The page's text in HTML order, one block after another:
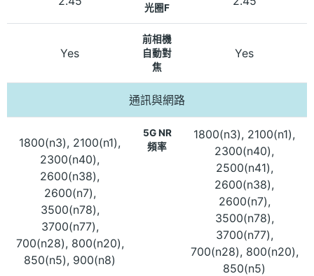
光圈F
Yes
前相機
自動對
焦
Yes
通訊與網路
1800(n3), 2100(n1),
2300(n40),
2600(n38),
2600(n7),
3500(n78),
3700(n77),
700(n28), 800(n20),
850(n5), 900(n8)
5G NR
頻率
1800(n3), 2100(n1),
2300(n40),
2500(n41),
2600(n38),
2600(n7),
3500(n78),
3700(n77),
700(n28), 800(n20),
850(n5)